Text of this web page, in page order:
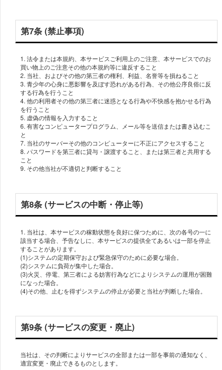
第7条 (禁止事項)
1. 法令または本規約、本サービスご利用上のご注意、本サービスでのお
買い物上のご注意その他の本規約等に違反すること
2. 当社、およびその他の第三者の権利、利益、名誉等を損ねること
3. 青少年の心身に悪影響を及ぼす恐れがある行為、その他公序良俗に反
する行為を行うこと
4. 他の利用者その他の第三者に迷惑となる行為や不快感を抱かせる行為
を行うこと
5. 虚偽の情報を入力すること
6. 有害なコンピュータープログラム、メール等を送信または書き込むこ
と
7. 当社のサーバーその他のコンピューターに不正にアクセスすること
8. パスワードを第三者に貸与・譲渡すること、または第三者と共用する
こと
9. その他当社が不適切と判断すること
第8条 (サービスの中断・停止等)
1. 当社は、本サービスの稼動状態を良好に保つために、次の各号の一に
該当する場合、予告なしに、本サービスの提供全てあるいは一部を停止
することがあります。
(1)システムの定期保守および緊急保守のために必要な場合。
(2)システムに負荷が集中した場合。
(3)火災、停電、第三者による妨害行為などによりシステムの運用が困難
になった場合。
(4)その他、止むを得ずシステムの停止が必要と当社が判断した場合。
第9条 (サービスの変更・廃止)
当社は、その判断によりサービスの全部または一部を事前の通知なく、
適宜変更・廃止できるものとします。